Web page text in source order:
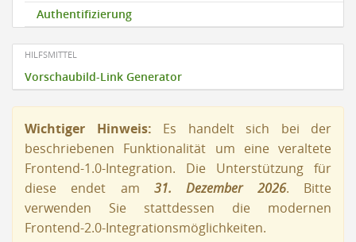
Authentifizierung
HILFSMITTEL
Vorschaubild-Link Generator
Wichtiger Hinweis: Es handelt sich bei der
beschriebenen Funktionalität um eine veraltete
Frontend-1.0-Integration. Die Unterstützung für
diese endet am 31. Dezember 2026. Bitte
verwenden Sie stattdessen die modernen
Frontend-2.0-Integrationsmöglichkeiten.